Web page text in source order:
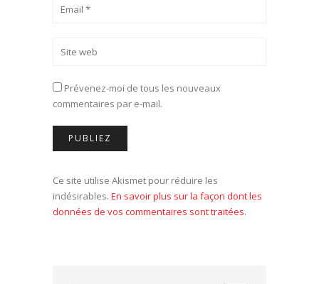
Prévenez-moi de tous les nouveaux
commentaires par e-mail.
Ce site utilise Akismet pour réduire les
indésirables. En savoir plus sur la façon dont les
données de vos commentaires sont traitées.